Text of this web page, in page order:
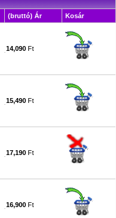
(bruttó) Ár Kosár
14,090 Ft
15,490 Ft
17,190 Ft
16,900 Ft